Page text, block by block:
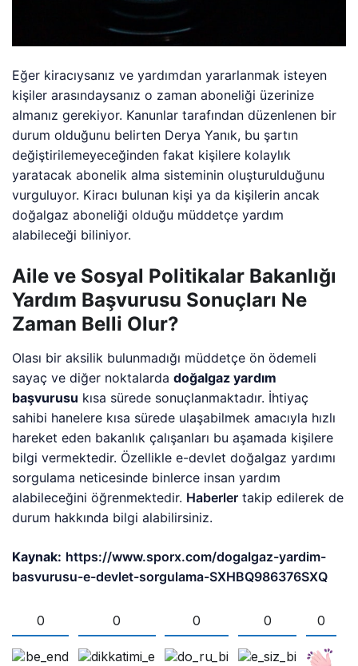
Eğer kiracıysanız ve yardımdan yararlanmak isteyen
kişiler arasındaysanız o zaman aboneliği üzerinize
almanız gerekiyor. Kanunlar tarafından düzenlenen bir
durum olduğunu belirten Derya Yanık, bu şartın
değiştirilemeyeceğinden fakat kişilere kolaylık
yaratacak abonelik alma sisteminin oluşturulduğunu
vurguluyor. Kiracı bulunan kişi ya da kişilerin ancak
doğalgaz aboneliği olduğu müddetçe yardım
alabileceği biliniyor.
Aile ve Sosyal Politikalar Bakanlığı
Yardım Başvurusu Sonuçları Ne
Zaman Belli Olur?
Olası bir aksilik bulunmadığı müddetçe ön ödemeli
sayaç ve diğer noktalardadoğalgaz yardım
başvurusu kısa sürede sonuçlanmaktadır. İhtiyaç
sahibi hanelere kısa sürede ulaşabilmek amacıyla hızlı
hareket eden bakanlık çalışanları bu aşamada kişilere
bilgi vermektedir. Özellikle e-devlet doğalgaz yardımı
sorgulama neticesinde binlerce insan yardım
alabileceğini öğrenmektedir. Haberler takip edilerek de
durum hakkında bilgi alabilirsiniz.
Kaynak: https://www.sporx.com/dogalgaz-yardim-
basvurusu-e-devlet-sorgulama-SXHBQ986376SXQ
0 0 0 0 0